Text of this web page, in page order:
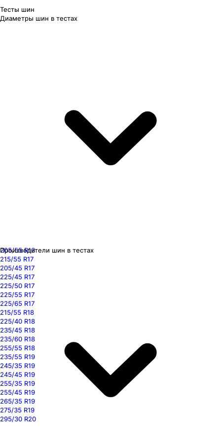
Тесты шин
Диаметры шин в тестах
205/55 R16
215/55 R17
205/45 R17
225/45 R17
225/50 R17
225/55 R17
225/65 R17
215/55 R18
225/40 R18
235/45 R18
235/60 R18
255/55 R18
235/55 R19
245/35 R19
245/45 R19
255/35 R19
255/45 R19
265/35 R19
275/35 R19
295/30 R20
Производители шин в тестах